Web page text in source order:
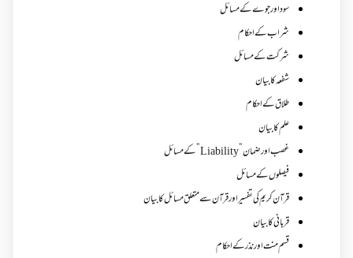
سود اور جوے کے مسائل
شراب کے احکام
شرکت کے مسائل
شفعہ کا بیان
طلاق کے احکام
علم کا بیان
غصب اورضمان”Liability” کے مسائل
فیصلوں کے مسائل
قرآن کریم کی تفسیر اور قرآن سے متعلق مسائل کا بیان
قربانی کا بیان
قسم منت اور نذر کے احکام